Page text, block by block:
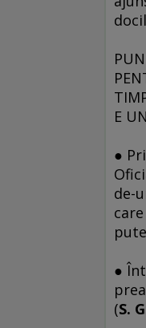
E
●
de-
●
(S.